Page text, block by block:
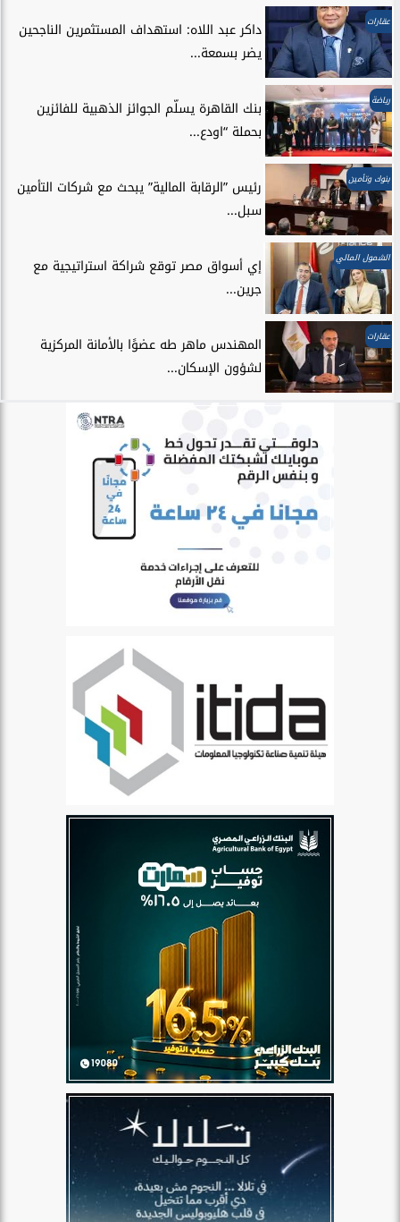
عقارات
داكر عبد اللاه: استهداف المستثمرين الناجحين
يضر بسمعة...
رياضة
بنك القاهرة يسلّم الجوائز الذهبية للفائزين
بحملة “اودع...
بنوك وتأمين
رئيس ”الرقابة المالية” يبحث مع شركات التأمين
سبل...
الشمول المالي
إي أسواق مصر توقع شراكة استراتيجية مع
جرين...
عقارات
المهندس ماهر طه عضوًا بالأمانة المركزية
لشؤون الإسكان...